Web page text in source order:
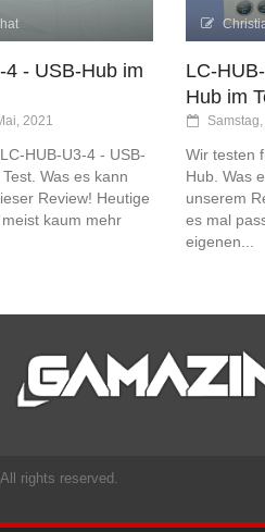
4 - USB-Hub im
2021
HUB-U3-4 - USB-
Was es kann
Review! Heutige
kaum mehr
LC-
Hub im
Wir testen
Hub. Was
unserem
es mal
eigenen...
rights reserved.